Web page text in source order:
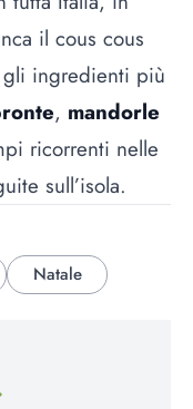
il cous cous
ingredienti più
, mandorle
ricorrenti nelle
sull’isola.
Natale